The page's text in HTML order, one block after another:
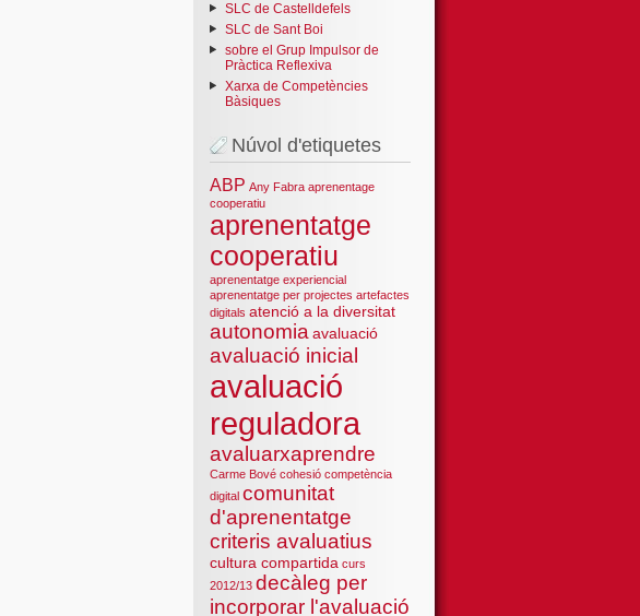
SLC de Castelldefels
SLC de Sant Boi
sobre el Grup Impulsor de
Pràctica Reflexiva
Xarxa de Competències
Bàsiques
Núvol d'etiquetes
ABP Any Fabra aprenentage
cooperatiu
aprenentatge
cooperatiu
aprenentatge experiencial
aprenentatge per projectes artefactes
digitals atenció a la diversitat
autonomia avaluació
avaluació inicial
avaluació
reguladora
avaluarxaprendre
Carme Bové cohesió competència
digital comunitat
d'aprenentatge
criteris avaluatius
cultura compartida curs
2012/13 decàleg per
incorporar l'avaluació